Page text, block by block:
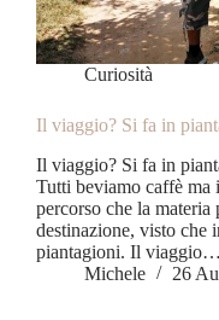
Curiosità
Il viaggio? Si fa in
Il viaggio? Si fa in
Tutti beviamo caffè ma
percorso che la
destinazione, visto che
piantagioni. Il viaggio…
Michele
26